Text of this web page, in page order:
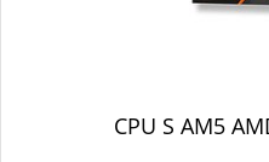
CPU S AM5